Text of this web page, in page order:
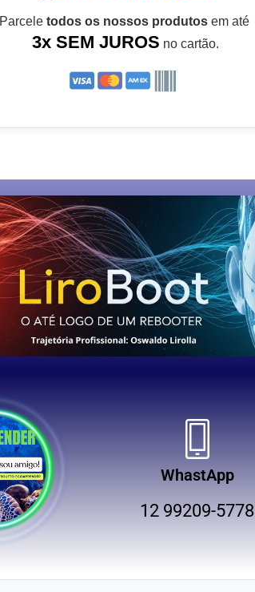
Parcele todos os nossos produtosem até
3x SEM JUROS no cartão.
WhastApp
12 99209-5778